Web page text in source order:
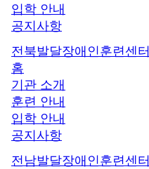
입학 안내
공지사항
전북발달장애인훈련센터
홈
기관 소개
훈련 안내
입학 안내
공지사항
전남발달장애인훈련센터